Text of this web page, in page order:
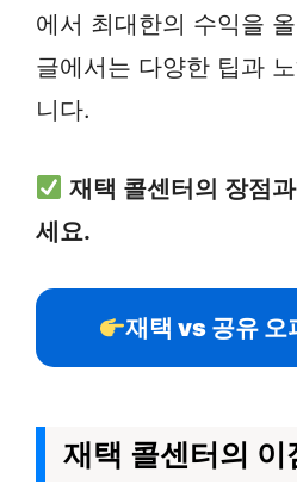
에서 최대한의 수익을
글에서는 다양한 팁과
니다.
재택 콜센터의 장점
세요.
재택 vs 공유 오
재택 콜센터의 이